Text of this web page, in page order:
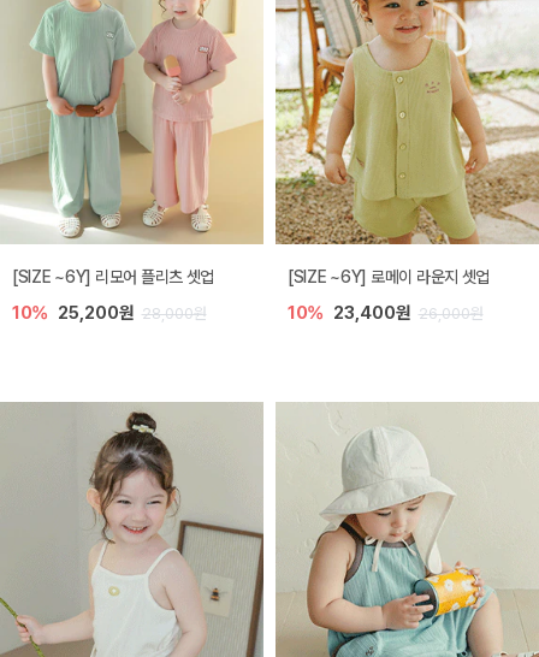
[SIZE ~6Y] 리모어 플리츠 셋업
10% 25,200원 28,000원
[SIZE ~6Y] 로메이 라운지 셋업
10% 23,400원 26,000원